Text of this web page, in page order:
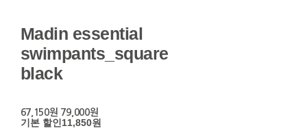
Madin essential
swimpants_square
black
67,150원 79,000원
기본 할인 11,850원